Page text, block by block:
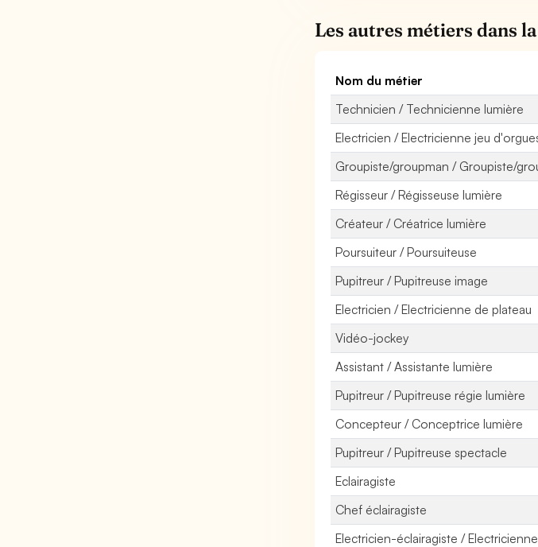
Les autres métiers dans
Nom du métier
Technicien / Technicienne lumière
Electricien / Electricienne jeu
Groupiste/groupman / Groupiste/
Régisseur / Régisseuse lumière
Créateur / Créatrice lumière
Poursuiteur / Poursuiteuse
Pupitreur / Pupitreuse image
Electricien / Electricienne de plateau
Vidéo-jockey
Assistant / Assistante lumière
Pupitreur / Pupitreuse régie lumière
Concepteur / Conceptrice lumière
Pupitreur / Pupitreuse spectacle
Eclairagiste
Chef éclairagiste
Electricien-éclairagiste /